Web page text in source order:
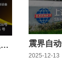
安徽日昭智能科技有限公司 震界自
2025-12-13